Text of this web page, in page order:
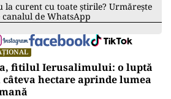
la curent cu toate știrile? Urmărește
canalul de WhatsApp
fitilul Ierusalimului: o luptă
hectare aprinde lumea